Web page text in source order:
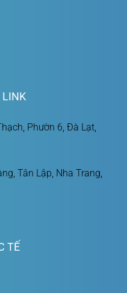
LINK
Phườn 6, Đà Lạt,
Tân Lập, Nha Trang,
TẾ